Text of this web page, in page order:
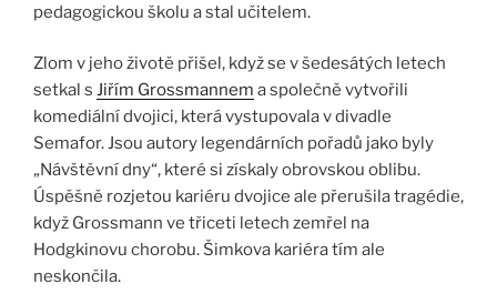
pedagogickou školu a stal učitelem.
Zlom v jeho životě přišel, když se v šedesátých letech
setkal s Jiřím Grossmannem a společně vytvořili
komediální dvojici, která vystupovala v divadle
Semafor. Jsou autory legendárních pořadů jako byly
„Návštěvní dny“, které si získaly obrovskou oblibu.
Úspěšně rozjetou kariéru dvojice ale přerušila tragédie,
když Grossmann ve třiceti letech zemřel na
Hodgkinovu chorobu. Šimkova kariéra tím ale
neskončila​.